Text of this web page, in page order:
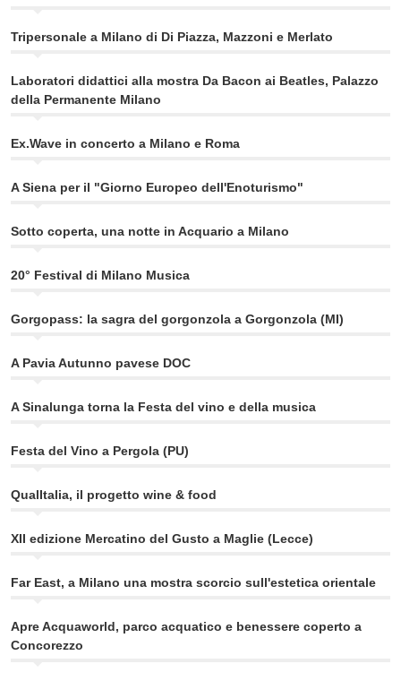
Tripersonale a Milano di Di Piazza, Mazzoni e Merlato
Laboratori didattici alla mostra Da Bacon ai Beatles, Palazzo
della Permanente Milano
Ex.Wave in concerto a Milano e Roma
A Siena per il "Giorno Europeo dell'Enoturismo"
Sotto coperta, una notte in Acquario a Milano
20° Festival di Milano Musica
Gorgopass: la sagra del gorgonzola a Gorgonzola (MI)
A Pavia Autunno pavese DOC
A Sinalunga torna la Festa del vino e della musica
Festa del Vino a Pergola (PU)
QualItalia, il progetto wine & food
XII edizione Mercatino del Gusto a Maglie (Lecce)
Far East, a Milano una mostra scorcio sull'estetica orientale
Apre Acquaworld, parco acquatico e benessere coperto a
Concorezzo